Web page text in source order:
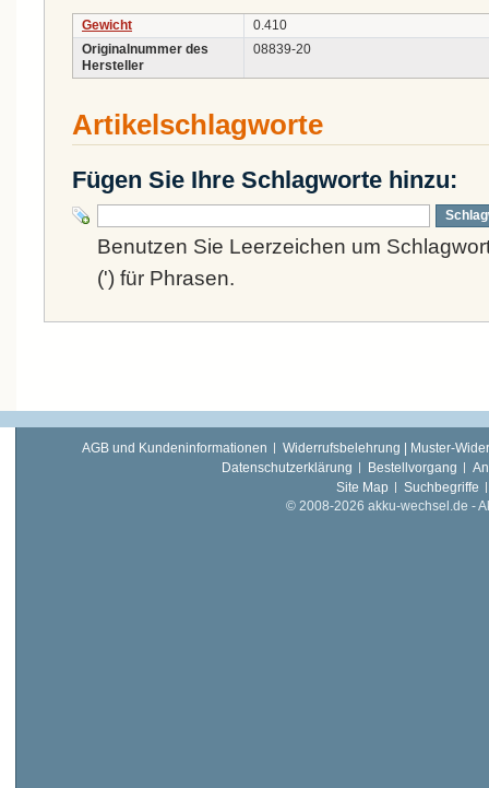
Gewicht
0.410
Originalnummer des
Hersteller
08839-20
Artikelschlagworte
Fügen Sie Ihre Schlagworte hinzu:
Benutzen Sie Leerzeichen um
(') für Phrasen.
AGB und Kundeninformationen
Widerrufsbelehrung | Muster-
Datenschutzerklärung
Bestellvorgang
Site Map
Suchbegriffe
© 2008-2026 akku-wechsel.de -